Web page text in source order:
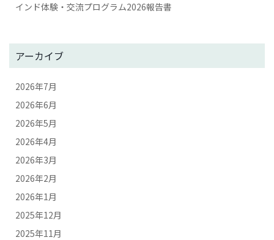
インド体験・交流プログラム2026報告書
アーカイブ
2026年7月
2026年6月
2026年5月
2026年4月
2026年3月
2026年2月
2026年1月
2025年12月
2025年11月